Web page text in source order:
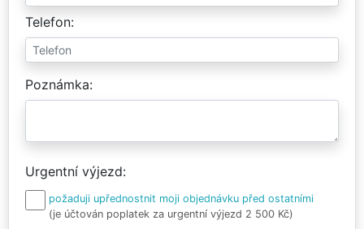
Telefon
Poznámka
Urgentní výjezd
požaduji upřednostnit moji objednávku před ostatními
(je účtován poplatek za urgentní výjezd 2 500 Kč)